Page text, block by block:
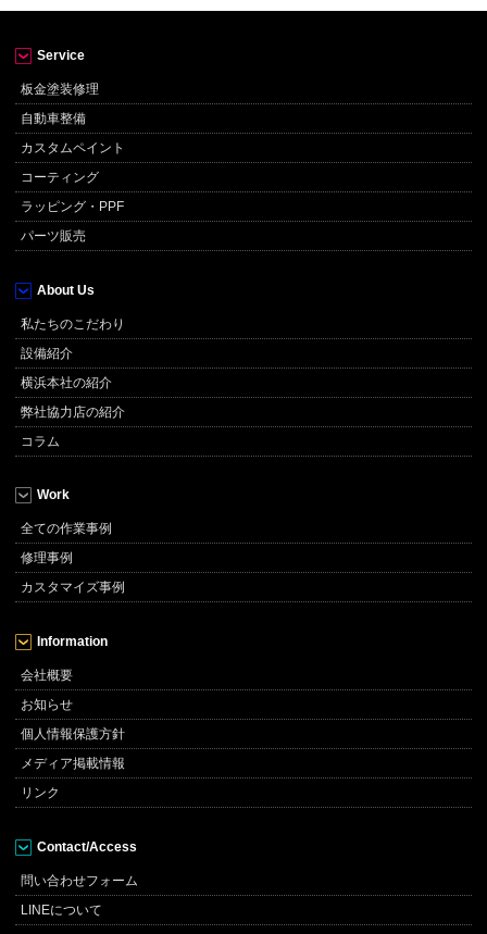
Service
板金塗装修理
自動車整備
カスタムペイント
コーティング
ラッピング・PPF
パーツ販売
About Us
私たちのこだわり
設備紹介
横浜本社の紹介
弊社協力店の紹介
コラム
Work
全ての作業事例
修理事例
カスタマイズ事例
Information
会社概要
お知らせ
個人情報保護方針
メディア掲載情報
リンク
Contact/Access
問い合わせフォーム
LINEについて